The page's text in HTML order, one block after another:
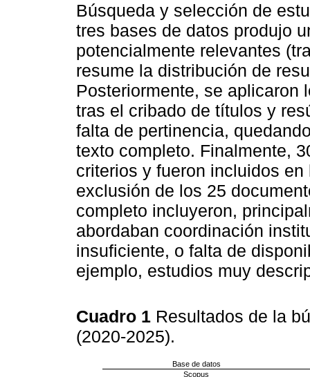
Búsqueda y selección de
tres bases de datos produjo
potencialmente relevantes
resume la distribución de
Posteriormente, se aplicaron
tras el cribado de títulos y
falta de pertinencia,
texto completo. Finalmente,
criterios y fueron incluidos
exclusión de los 25
completo incluyeron,
abordaban coordinación
insuficiente, o falta de
ejemplo, estudios muy
Cuadro 1 Resultados de la
(2020-2025).
Base de datos
Scopus